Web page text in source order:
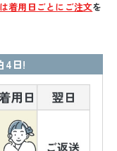
着用日ごとにご注文を
4日!